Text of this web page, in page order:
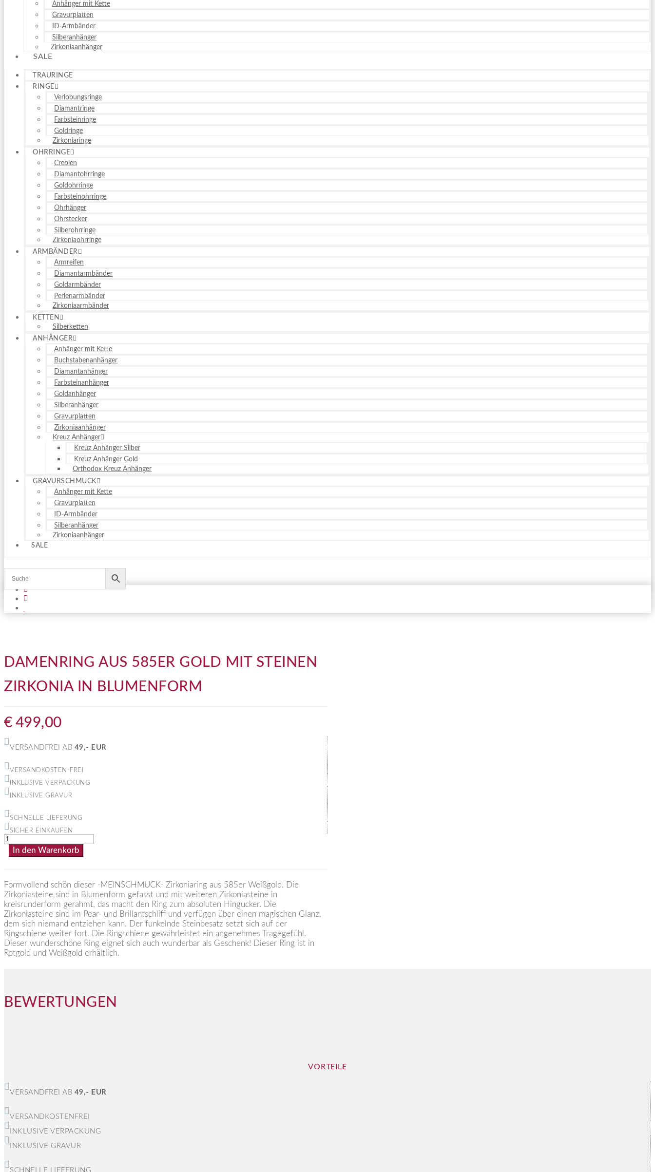
Anhänger mit Kette
Gravurplatten
ID-Armbänder
Silberanhänger
Zirkoniaanhänger
SALE
TRAURINGE
RINGE
Verlobungsringe
Diamantringe
Farbsteinringe
Goldringe
Zirkoniaringe
OHRRINGE
Creolen
Diamantohrringe
Goldohrringe
Farbsteinohrringe
Ohrhänger
Ohrstecker
Silberohrringe
Zirkoniaohrringe
ARMBÄNDER
Armreifen
Diamantarmbänder
Goldarmbänder
Perlenarmbänder
Zirkoniaarmbänder
KETTEN
Silberketten
ANHÄNGER
Anhänger mit Kette
Buchstabenanhänger
Diamantanhänger
Farbsteinanhänger
Goldanhänger
Silberanhänger
Gravurplatten
Zirkoniaanhänger
Kreuz Anhänger
Kreuz Anhänger Silber
Kreuz Anhänger Gold
Orthodox Kreuz Anhänger
GRAVURSCHMUCK
Anhänger mit Kette
Gravurplatten
ID-Armbänder
Silberanhänger
Zirkoniaanhänger
SALE
DAMENRING AUS 585ER GOLD MIT STEINEN
ZIRKONIA IN BLUMENFORM
€ 499,00
VERSANDFREI AB 49,- EUR
VERSANDKOSTEN-FREI
INKLUSIVE VERPACKUNG
INKLUSIVE GRAVUR
SCHNELLE LIEFERUNG
SICHER EINKAUFEN
Damenring
aus
585er
Steinen
Zirkonia
in
Blumenform
Menge
In den Warenkorb
Formvollend schön dieser -MEINSCHMUCK- Zirkoniaring aus 585er Weißgold. Die
Zirkoniasteine sind in Blumenform gefasst und mit weiteren Zirkoniasteine in
kreisrunderform gerahmt, das macht den Ring zum absoluten Hingucker. Die
Zirkoniasteine sind im Pear- und Brillantschliff und verfügen über einen magischen Glanz,
dem sich niemand entziehen kann. Der funkelnde Steinbesatz setzt sich auf der
Ringschiene weiter fort. Die Ringschiene gewährleistet ein angenehmes Tragegefühl.
Dieser wunderschöne Ring eignet sich auch wunderbar als Geschenk! Dieser Ring ist in
Rotgold und Weißgold erhältlich.
BEWERTUNGEN
VORTEILE
VERSANDFREI AB 49,- EUR
VERSANDKOSTENFREI
INKLUSIVE VERPACKUNG
INKLUSIVE GRAVUR
SCHNELLE LIEFERUNG